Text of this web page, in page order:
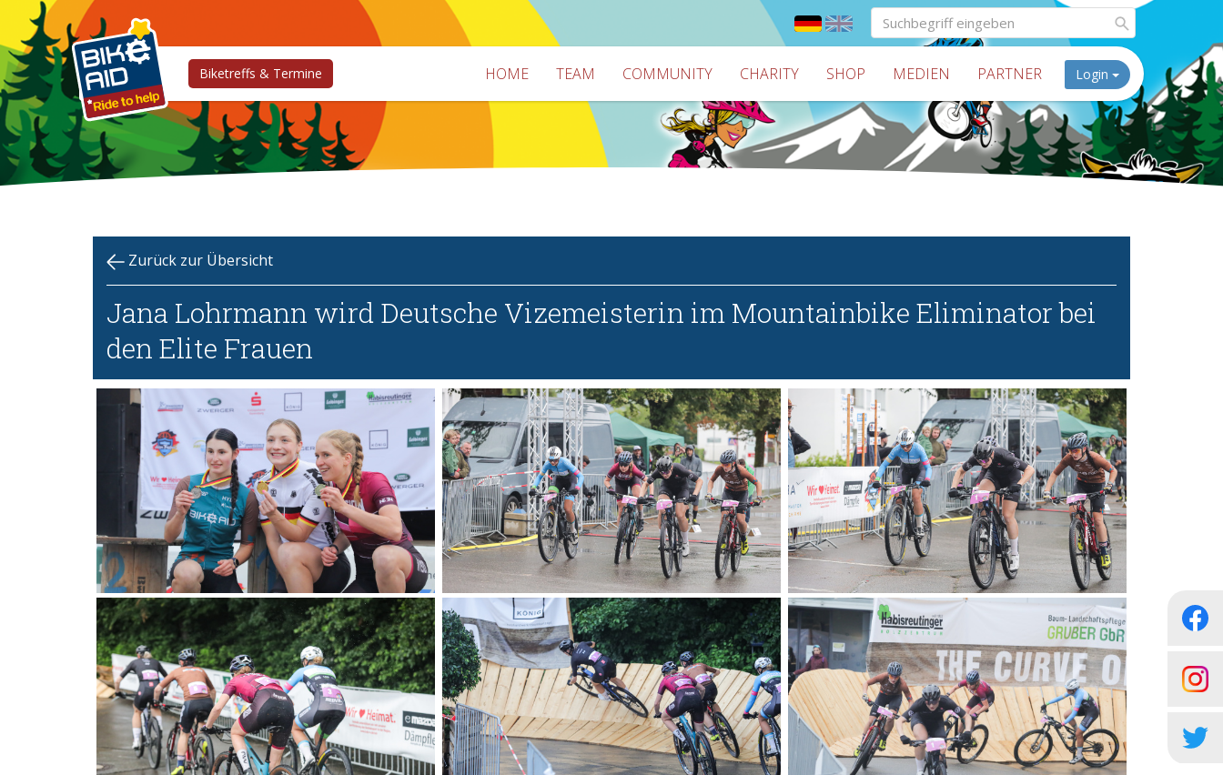
Biketreffs & Termine HOME TEAM COMMUNITY CHARITY SHOP MEDIEN PARTNER Login
Zurück zur Übersicht
Jana Lohrmann wird Deutsche Vizemeisterin im Mountainbike Eliminator bei
den Elite Frauen